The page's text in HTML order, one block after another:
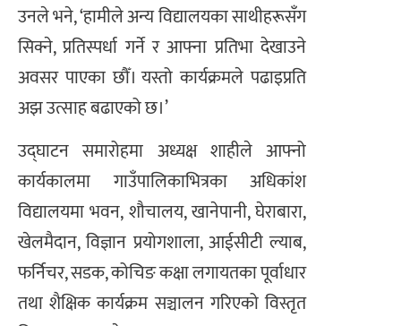
उनले भने, ‘हामीले अन्य विद्यालयका साथीहरूसँग
सिक्ने, प्रतिस्पर्धा गर्ने र आफ्ना प्रतिभा देखाउने
अवसर पाएका छौँ। यस्तो कार्यक्रमले पढाइप्रति
अझ उत्साह बढाएको छ।’
उद्घाटन समारोहमा अध्यक्ष शाहीले आफ्नो
कार्यकालमा गाउँपालिकाभित्रका अधिकांश
विद्यालयमा भवन, शौचालय, खानेपानी, घेराबारा,
खेलमैदान, विज्ञान प्रयोगशाला, आईसीटी ल्याब,
फर्निचर, सडक, कोचिङ कक्षा लगायतका पूर्वाधार
तथा शैक्षिक कार्यक्रम सञ्चालन गरिएको विस्तृत